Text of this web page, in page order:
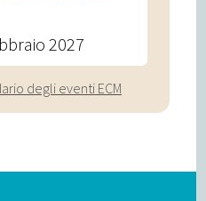
2027
degli eventi ECM